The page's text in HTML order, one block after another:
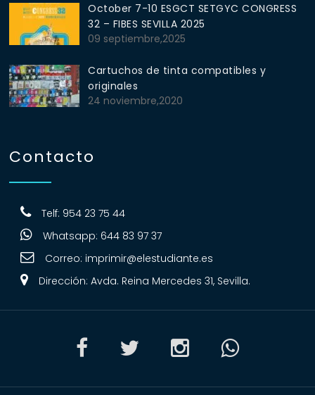
October 7-10 ESGCT SETGYC CONGRESS
32 – FIBES SEVILLA 2025
09 septiembre,2025
Cartuchos de tinta compatibles y
originales
24 noviembre,2020
Contacto
Telf: 954 23 75 44
Whatsapp: 644 83 97 37
Correo: imprimir@elestudiante.es
Dirección: Avda. Reina Mercedes 31, Sevilla.